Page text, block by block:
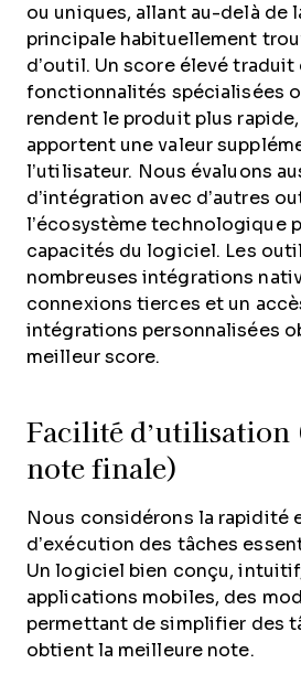
ou uniques, allant au-delà de
principale habituellement
d’outil. Un score élevé traduit
fonctionnalités spécialisées
rendent le produit plus
apportent une valeur
l’utilisateur. Nous évaluons
d’intégration avec d’autres
l’écosystème technologique
capacités du logiciel. Les
nombreuses intégrations
connexions tierces et un
intégrations personnalisées
meilleur score.
Facilité d’utilisation
note finale)
Nous considérons la rapidité
d’exécution des tâches
Un logiciel bien conçu,
applications mobiles, des
permettant de simplifier des
obtient la meilleure note.